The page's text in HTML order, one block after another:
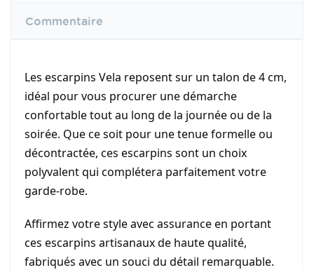
Commentaire
Les escarpins Vela reposent sur un talon de 4 cm,
idéal pour vous procurer une démarche
confortable tout au long de la journée ou de la
soirée. Que ce soit pour une tenue formelle ou
décontractée, ces escarpins sont un choix
polyvalent qui complétera parfaitement votre
garde-robe.
Affirmez votre style avec assurance en portant
ces escarpins artisanaux de haute qualité,
fabriqués avec un souci du détail remarquable.